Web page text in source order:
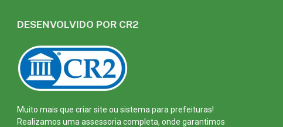
DESENVOLVIDO POR CR2
Muito mais que criar site ou sistema para prefeituras!
Realizamos uma assessoria completa, onde garantimos